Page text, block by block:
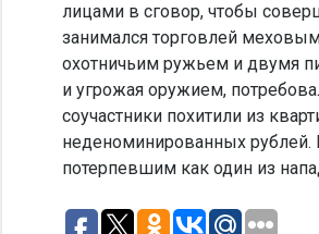
лицами в сговор, чтобы
занимался торговлей
охотничьим ружьем и двумя
и угрожая оружием,
соучастники похитили из
неденоминированных рублей.
потерпевшим как один из